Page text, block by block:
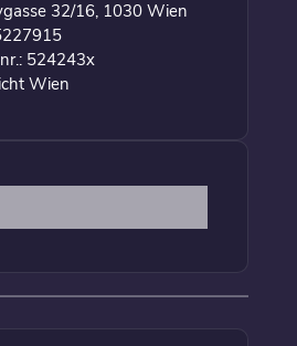
32/16, 1030 Wien
524243x
Wien